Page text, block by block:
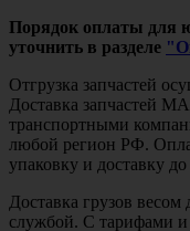
Порядок оплаты для
уточнить в разделе
Отгрузка запчастей
Доставка запчастей
транспортными
любой регион РФ.
упаковку и доставку
Доставка грузов весом
службой. С тарифами и